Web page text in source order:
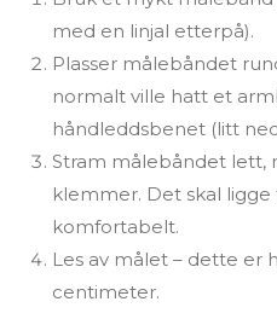
med en linjal etterpå).
Plasser målebåndet
normalt ville hatt et
håndleddsbenet (litt
Stram målebåndet lett,
klemmer. Det skal
komfortabelt.
Les av målet – dette er
centimeter.